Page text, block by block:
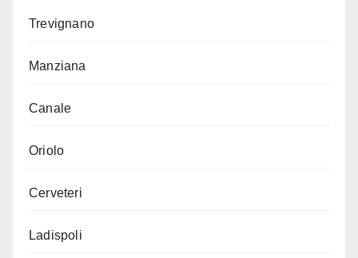
Trevignano
Manziana
Canale
Oriolo
Cerveteri
Ladispoli